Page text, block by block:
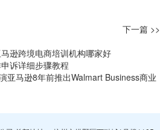
下一篇 >>
逊跨境电商培训机构哪家好
诉详细步骤教程
亚马逊8年前推出Walmart Business商业